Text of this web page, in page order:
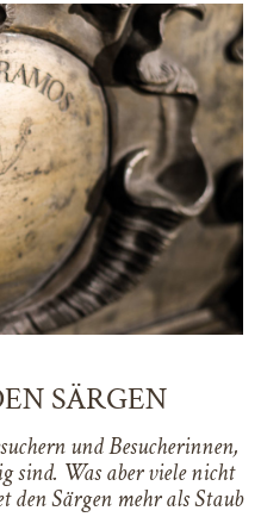
SÄRGEN
und Besucherinnen,
sind. Was aber viele nicht
den Särgen mehr als Staub